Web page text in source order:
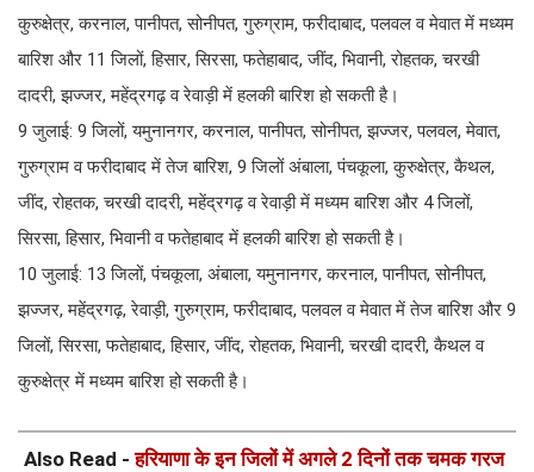
कुरुक्षेत्र, करनाल, पानीपत, सोनीपत, गुरुग्राम, फरीदाबाद, पलवल व मेवात में मध्यम
बारिश और 11 जिलों, हिसार, सिरसा, फतेहाबाद, जींद, भिवानी, रोहतक, चरखी
दादरी, झज्जर, महेंद्रगढ़ व रेवाड़ी में हलकी बारिश हो सकती है।
9 जुलाई: 9 जिलों, यमुनानगर, करनाल, पानीपत, सोनीपत, झज्जर, पलवल, मेवात,
गुरुग्राम व फरीदाबाद में तेज बारिश, 9 जिलों अंबाला, पंचकूला, कुरुक्षेत्र, कैथल,
जींद, रोहतक, चरखी दादरी, महेंद्रगढ़ व रेवाड़ी में मध्यम बारिश और 4 जिलों,
सिरसा, हिसार, भिवानी व फतेहाबाद में हलकी बारिश हो सकती है।
10 जुलाई: 13 जिलों, पंचकूला, अंबाला, यमुनानगर, करनाल, पानीपत, सोनीपत,
झज्जर, महेंद्रगढ़, रेवाड़ी, गुरुग्राम, फरीदाबाद, पलवल व मेवात में तेज बारिश और 9
जिलों, सिरसा, फतेहाबाद, हिसार, जींद, रोहतक, भिवानी, चरखी दादरी, कैथल व
कुरुक्षेत्र में मध्यम बारिश हो सकती है।
Also Read -हरियाणा के इन जिलों में अगले 2 दिनों तक चमक गरज